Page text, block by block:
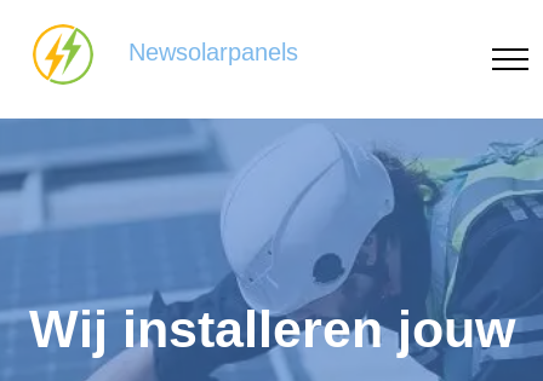
Newsolarpanels
Wij installeren jouw